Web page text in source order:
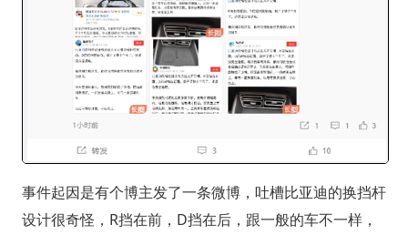
事件起因是有个博主发了一条微博，吐槽比亚迪的换挡杆
设计很奇怪，R挡在前，D挡在后，跟一般的车不一样，